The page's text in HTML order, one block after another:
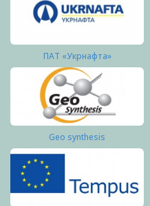
ПАТ «Укрнафта»
Geo synthesis